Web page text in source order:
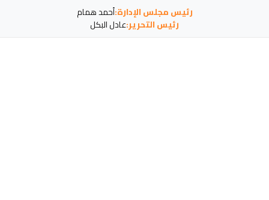
رئيس مجلس الإدارة:أحمد همام
رئيس التحرير:عادل البكل